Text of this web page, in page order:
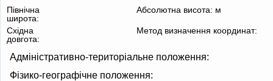
Північна
широта:
Абсолютна висота: м
Східна
довгота:
Метод визначення координат:
Адміністративно-територіальне положення:
Фізико-географічне положення: